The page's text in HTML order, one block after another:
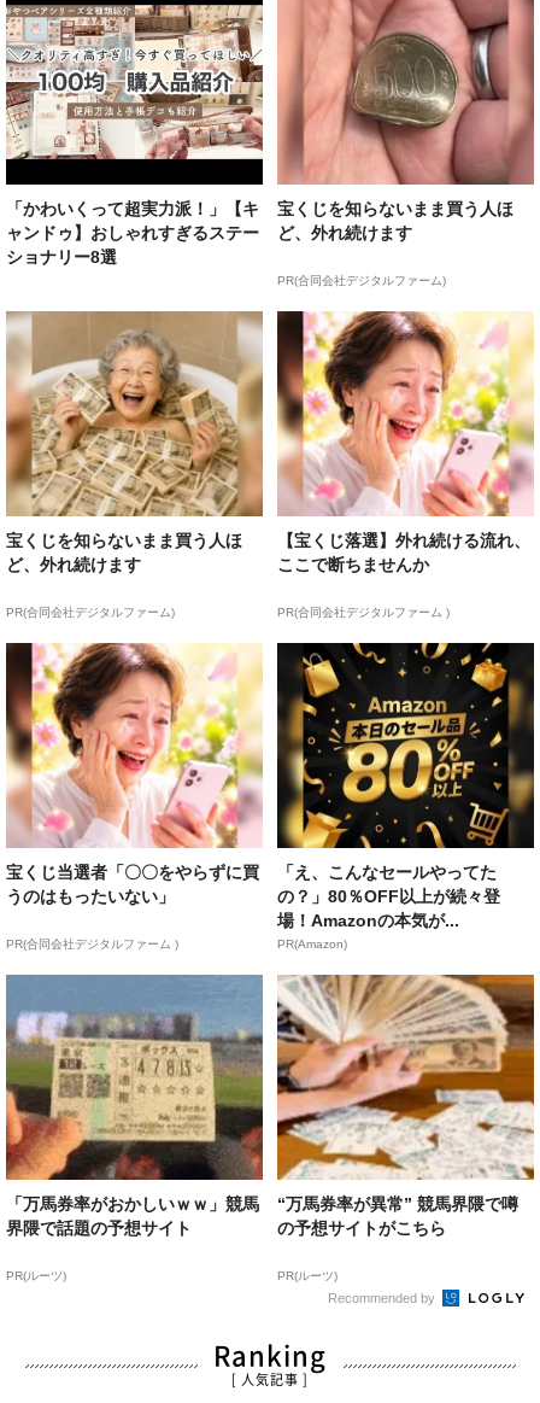
「かわいくって超実力派！」【キ
ャンドゥ】おしゃれすぎるステー
ショナリー8選
宝くじを知らないまま買う人ほ
ど、外れ続けます
PR(合同会社デジタルファーム)
宝くじを知らないまま買う人ほ
ど、外れ続けます
PR(合同会社デジタルファーム)
【宝くじ落選】外れ続ける流れ、
ここで断ちませんか
PR(合同会社デジタルファーム )
宝くじ当選者「〇〇をやらずに買
うのはもったいない」
PR(合同会社デジタルファーム )
「え、こんなセールやってた
の？」80％OFF以上が続々登
場！Amazonの本気が...
PR(Amazon)
「万馬券率がおかしいｗｗ」競馬
界隈で話題の予想サイト
PR(ルーツ)
“万馬券率が異常” 競馬界隈で噂
の予想サイトがこちら
PR(ルーツ)
Recommended by
Ranking
[ 人気記事 ]